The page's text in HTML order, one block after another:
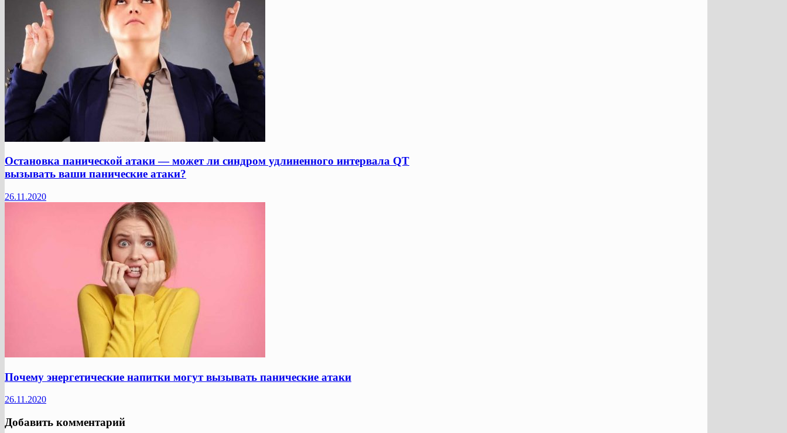
Остановка панической атаки — может ли синдром удлиненного интервала QT
вызывать ваши панические атаки?
26.11.2020
Почему энергетические напитки могут вызывать панические атаки
26.11.2020
Добавить комментарий